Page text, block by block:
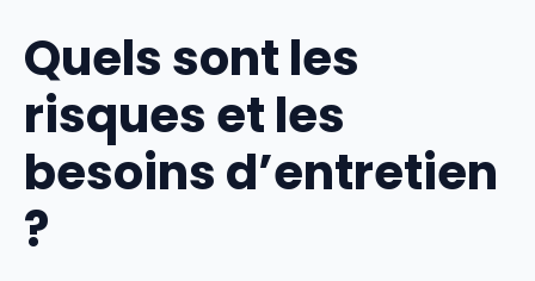
Quels sont les
risques et les
besoins d’entretien
?